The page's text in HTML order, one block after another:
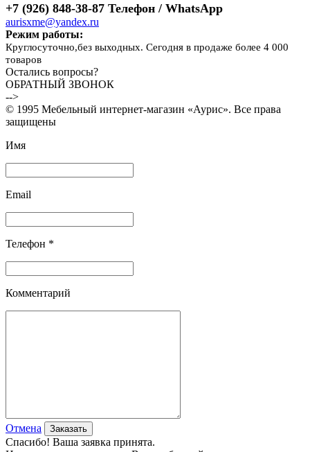
+7 (926) 848-38-87 Телефон / WhatsApp
aurisxme@yandex.ru
Режим работы:
Круглосуточно,без выходных. Сегодня в продаже более 4 000
товаров
Остались вопросы?
ОБРАТНЫЙ ЗВОНОК
-->
© 1995 Мебельный интернет-магазин «Аурис». Все права
защищены
Имя
Email
Телефон *
Комментарий
Отмена
Спасибо! Ваша заявка принята.